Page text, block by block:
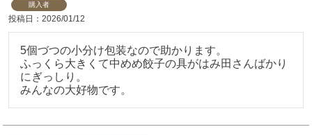
購入者
投稿日 2026/01/12
5個づつの小分け包装なので助かります。
ふっくら大きくて中めめ餃子の具がはみ田さんばかり
にぎっしり。
みんなの大好物です。